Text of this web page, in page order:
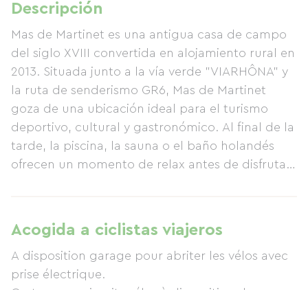
Descripción
Mas de Martinet es una antigua casa de campo
del siglo XVIII convertida en alojamiento rural en
2013. Situada junto a la vía verde "VIARHÔNA" y
la ruta de senderismo GR6, Mas de Martinet
goza de una ubicación ideal para el turismo
deportivo, cultural y gastronómico. Al final de la
tarde, la piscina, la sauna o el baño holandés
ofrecen un momento de relax antes de disfrutar
Acogida a ciclistas viajeros
A disposition garage pour abriter les vélos avec
prise électrique.